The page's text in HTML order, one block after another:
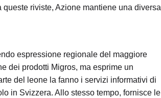
riviste, Azione mantiene una diversa
espressione regionale del maggiore
dei prodotti Migros, ma esprime un
del leone la fanno i servizi informativi di
in Svizzera. Allo stesso tempo, fornisce le